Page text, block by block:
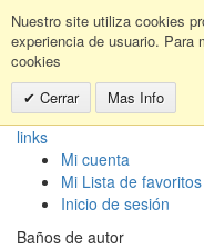
Nuestro site utiliza cookies
experiencia de usuario. Para
cookies
Cerrar
Mas Info
links
Mi cuenta
Mi Lista de favoritos
Inicio de sesión
Baños de autor